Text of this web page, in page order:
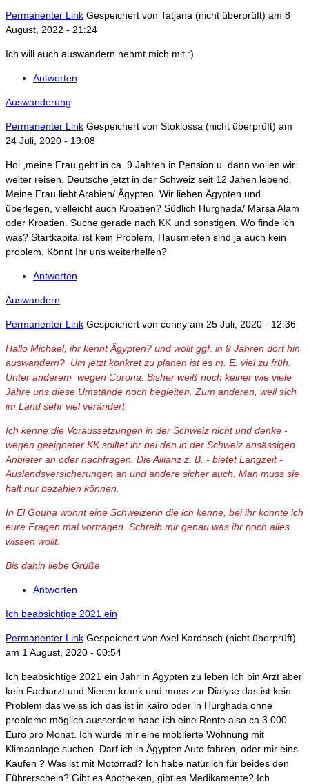
Permanenter Link Gespeichert von Tatjana (nicht überprüft) am 8
August, 2022 - 21:24
Ich will auch auswandern nehmt mich mit :)
Antworten
Auswanderung
Permanenter Link Gespeichert von Stoklossa (nicht überprüft) am
24 Juli, 2020 - 19:08
Hoi ,meine Frau geht in ca. 9 Jahren in Pension u. dann wollen wir
weiter reisen. Deutsche jetzt in der Schweiz seit 12 Jahen lebend.
Meine Frau liebt Arabien/ Ägypten. Wir lieben Ägypten und
überlegen, vielleicht auch Kroatien? Südlich Hurghada/ Marsa Alam
oder Kroatien. Suche gerade nach KK und sonstigen. Wo finde ich
was? Startkapital ist kein Problem, Hausmieten sind ja auch kein
problem. Könnt Ihr uns weiterhelfen?
Antworten
Auswandern
Permanenter Link Gespeichert von conny am 25 Juli, 2020 - 12:36
Hallo Michael, ihr kennt Ägypten? und wollt ggf. in 9 Jahren dort hin
auswandern? Um jetzt konkret zu planen ist es m. E. viel zu früh.
Unter anderem wegen Corona. Bisher weiß noch keiner wie viele
Jahre uns diese Umstände noch begleiten. Zum anderen, weil sich
im Land sehr viel verändert.
Ich kenne die Voraussetzungen in der Schweiz nicht und denke -
wegen geeigneter KK solltet ihr bei den in der Schweiz ansässigen
Anbieter an oder nachfragen. Die Allianz z. B. - bietet Langzeit -
Auslandsversicherungen an und andere sicher auch. Man muss sie
halt nur bezahlen können.
In El Gouna wohnt eine Schweizerin die ich kenne, bei ihr könnte ich
eure Fragen mal vortragen. Schreib mir genau was ihr noch alles
wissen wollt.
Bis dahin liebe Grüße
Antworten
Ich beabsichtige 2021 ein
Permanenter Link Gespeichert von Axel Kardasch (nicht überprüft)
am 1 August, 2020 - 00:54
Ich beabsichtige 2021 ein Jahr in Ägypten zu leben Ich bin Arzt aber
kein Facharzt und Nieren krank und muss zur Dialyse das ist kein
Problem das weiss ich das ist in kairo oder in Hurghada ohne
probleme möglich ausserdem habe ich eine Rente also ca 3.000
Euro pro Monat. Ich würde mir eine möblierte Wohnung mit
Klimaanlage suchen. Darf ich in Ägypten Auto fahren, oder mir eins
Kaufen ? Was ist mit Motorrad? Ich habe natürlich für beides den
Führerschein? Gibt es Apotheken, gibt es Medikamente? Ich